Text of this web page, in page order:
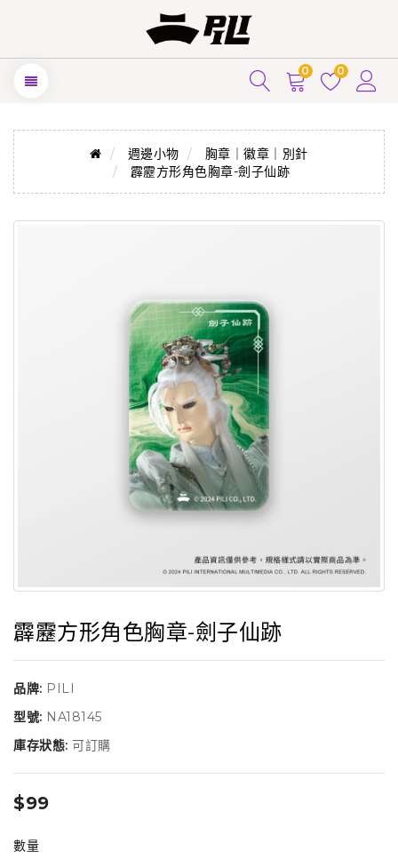
0 0
週邊小物
胸章｜徽章｜別針
霹靂方形角色胸章-劍子仙跡
霹靂方形角色胸章-劍子仙跡
品牌: PILI
型號: NA18145
庫存狀態: 可訂購
$99
數量